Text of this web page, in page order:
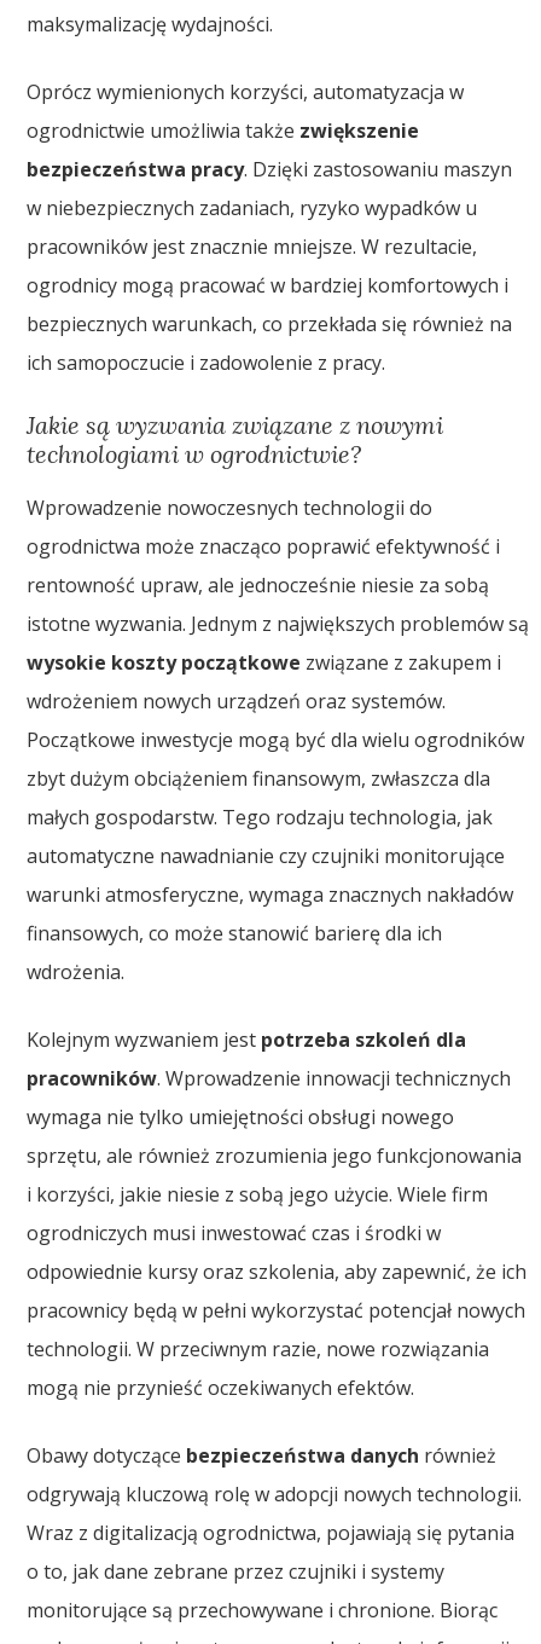
maksymalizację wydajności.
Oprócz wymienionych korzyści, automatyzacja w
ogrodnictwie umożliwia także zwiększenie
bezpieczeństwa pracy. Dzięki zastosowaniu maszyn
w niebezpiecznych zadaniach, ryzyko wypadków u
pracowników jest znacznie mniejsze. W rezultacie,
ogrodnicy mogą pracować w bardziej komfortowych i
bezpiecznych warunkach, co przekłada się również na
ich samopoczucie i zadowolenie z pracy.
Jakie są wyzwania związane z nowymi
technologiami w ogrodnictwie?
Wprowadzenie nowoczesnych technologii do
ogrodnictwa może znacząco poprawić efektywność i
rentowność upraw, ale jednocześnie niesie za sobą
istotne wyzwania. Jednym z największych problemów są
wysokie koszty początkowe związane z zakupem i
wdrożeniem nowych urządzeń oraz systemów.
Początkowe inwestycje mogą być dla wielu ogrodników
zbyt dużym obciążeniem finansowym, zwłaszcza dla
małych gospodarstw. Tego rodzaju technologia, jak
automatyczne nawadnianie czy czujniki monitorujące
warunki atmosferyczne, wymaga znacznych nakładów
finansowych, co może stanowić barierę dla ich
wdrożenia.
Kolejnym wyzwaniem jest potrzeba szkoleń dla
pracowników. Wprowadzenie innowacji technicznych
wymaga nie tylko umiejętności obsługi nowego
sprzętu, ale również zrozumienia jego funkcjonowania
i korzyści, jakie niesie z sobą jego użycie. Wiele firm
ogrodniczych musi inwestować czas i środki w
odpowiednie kursy oraz szkolenia, aby zapewnić, że ich
pracownicy będą w pełni wykorzystać potencjał nowych
technologii. W przeciwnym razie, nowe rozwiązania
mogą nie przynieść oczekiwanych efektów.
Obawy dotyczące bezpieczeństwa danych również
odgrywają kluczową rolę w adopcji nowych technologii.
Wraz z digitalizacją ogrodnictwa, pojawiają się pytania
o to, jak dane zebrane przez czujniki i systemy
monitorujące są przechowywane i chronione. Biorąc